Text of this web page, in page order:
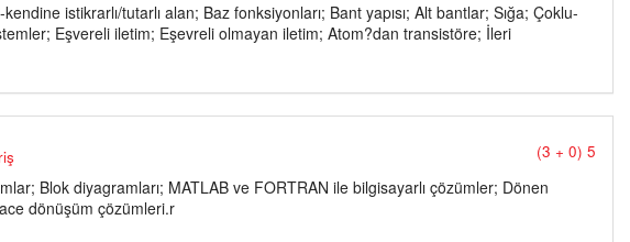
istikrarlı/tutarlı alan; Baz fonksiyonları; Bant yapısı; Alt bantlar; Sığa; Çoklu-
Eşvereli iletim; Eşevreli olmayan iletim; Atom?dan transistöre; İleri
(3 + 0) 5
Blok diyagramları; MATLAB ve FORTRAN ile bilgisayarlı çözümler; Dönen
dönüşüm çözümleri.r